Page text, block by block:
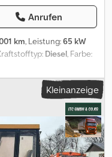
Anrufen
km, Leistung:65 kW
Diesel, Farbe:
1, Erstzulassung:
405/70-24,
, Ausstattung:
,
Arbeitsscheinwerfer
5F4L 2011,
Kleinanzeige